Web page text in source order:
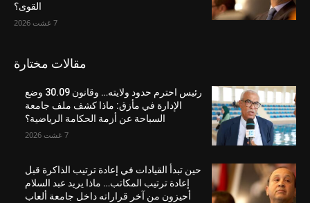
القوى؟
7 غشت 2026
مقالات مختارة
رئيس احترم حدود ولايته… وقانون 30.09 وضع
الإدارة في مأزق: ماذا كشف ملف جامعة
السباحة عن أزمة الحكامة الرياضية؟
7 غشت 2026
حين تبدأ القيادات في إعادة ترتيب الذاكرة قبل
إعادة ترتيب المكاتب… ماذا يريد عبد السلام
أحيزون من آخر قراراته داخل جامعة ألعاب